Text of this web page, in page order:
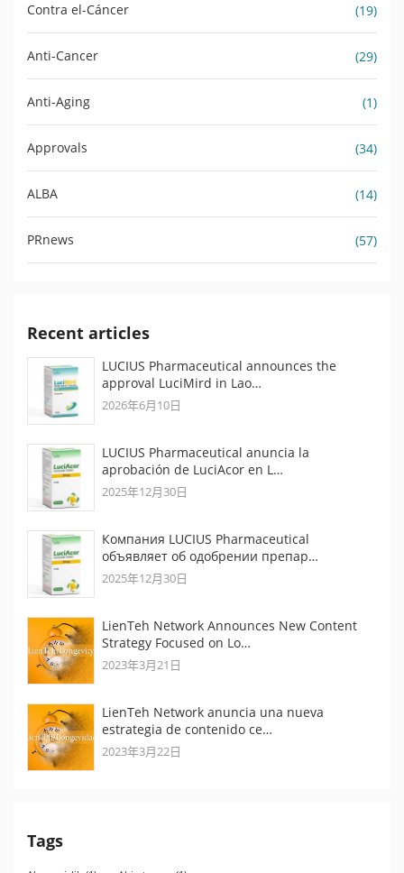
Contra el-Cáncer (19)
Anti-Cancer (29)
Anti-Aging (1)
Approvals (34)
ALBA (14)
PRnews (57)
Recent articles
LUCIUS Pharmaceutical announces the
approval LuciMird in Lao…
2026年6月10日
LUCIUS Pharmaceutical anuncia la
aprobación de LuciAcor en L…
2025年12月30日
Компания LUCIUS Pharmaceutical
объявляет об одобрении препар…
2025年12月30日
LienTeh Network Announces New Content
Strategy Focused on Lo…
2023年3月21日
LienTeh Network anuncia una nueva
estrategia de contenido ce…
2023年3月22日
Tags